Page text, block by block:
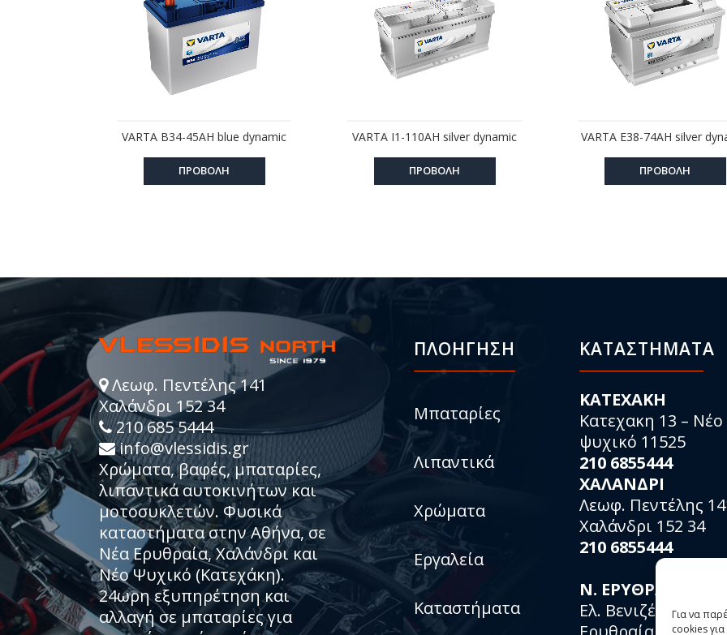
Για να
cookies
VARTA B34-45AH blue dynamic
ΠΡΟΒΟΛΗ
VARTA I1-110AH silver dynamic
ΠΡΟΒΟΛΗ
VARTA E38-74AH silver
ΠΡΟΒΟΛΗ
Λεωφ. Πεντέλης 141
Χαλάνδρι 152 34
210 685 5444
info@vlessidis.gr
Χρώματα, βαφές, μπαταρίες,
λιπαντικά αυτοκινήτων και
μοτοσυκλετών. Φυσικά
καταστήματα στην Αθήνα, σε
Νέα Ερυθραία, Χαλάνδρι και
Νέο Ψυχικό (Κατεχάκη).
24ωρη εξυπηρέτηση και
αλλαγή σε μπαταρίες για
ΠΛΟΗΓΗΣΗ
Μπαταρίες
Λιπαντικά
Χρώματα
Εργαλεία
Καταστήματα
ΚΑΤΑΣΤΉΜΑΤΑ
KATEXAKH
Κατεχακη 13 – Νέο
ψυχικό 11525
210 6855444
ΧΑΛΑΝΔΡΙ
Λεωφ. Πεντέλης
Χαλάνδρι 152 34
210 6855444
Ν. ΕΡΥΘΡΑΙΑ
Ελ. Βενιζέλου 153